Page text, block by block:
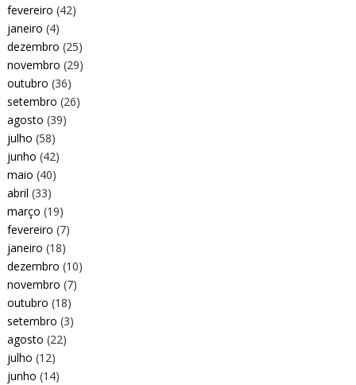
fevereiro (42)
janeiro (4)
dezembro (25)
novembro (29)
outubro (36)
setembro (26)
agosto (39)
julho (58)
junho (42)
maio (40)
abril (33)
março (19)
fevereiro (7)
janeiro (18)
dezembro (10)
novembro (7)
outubro (18)
setembro (3)
agosto (22)
julho (12)
junho (14)